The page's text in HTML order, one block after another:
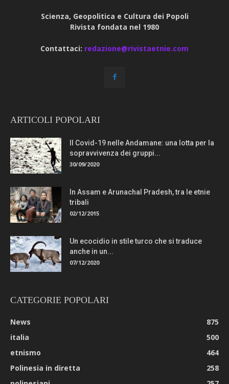
Scienza, Geopolitica e Cultura dei Popoli
Rivista fondata nel 1980
Contattaci: redazione@rivistaetnie.com
ARTICOLI POPOLARI
Il Covid-19 nelle Andamane: una lotta per la
sopravvivenza dei gruppi...
30/09/2020
In Assam e Arunachal Pradesh, tra le etnie
tribali
02/12/2015
Un ecocidio in stile turco che si traduce
anche in un...
07/12/2020
CATEGORIE POPOLARI
News
875
italia
500
etnismo
464
Polinesia in diretta
258